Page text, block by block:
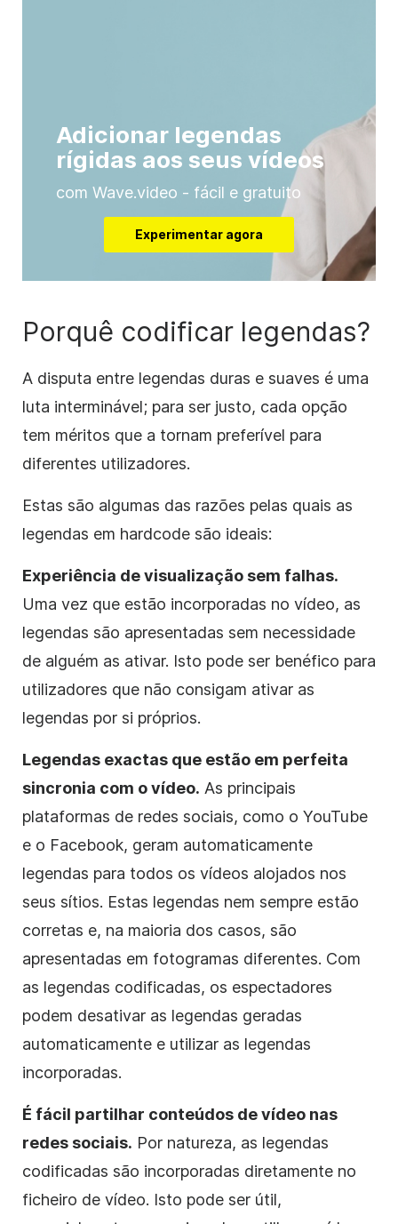
Adicionar legendas
rígidas aos seus vídeos
com Wave.video - fácil e gratuito
Experimentar agora
Porquê codificar legendas?
A disputa entre legendas duras e suaves é uma
luta interminável; para ser justo, cada opção
tem méritos que a tornam preferível para
diferentes utilizadores.
Estas são algumas das razões pelas quais as
legendas em hardcode são ideais:
Experiência de visualização sem falhas.
Uma vez que estão incorporadas no vídeo, as
legendas são apresentadas sem necessidade
de alguém as ativar. Isto pode ser benéfico para
utilizadores que não consigam ativar as
legendas por si próprios.
Legendas exactas que estão em perfeita
sincronia com o vídeo. As principais
plataformas de redes sociais, como o YouTube
e o Facebook, geram automaticamente
legendas para todos os vídeos alojados nos
seus sítios. Estas legendas nem sempre estão
corretas e, na maioria dos casos, são
apresentadas em fotogramas diferentes. Com
as legendas codificadas, os espectadores
podem desativar as legendas geradas
automaticamente e utilizar as legendas
incorporadas.
É fácil partilhar conteúdos de vídeo nas
redes sociais. Por natureza, as legendas
codificadas são incorporadas diretamente no
ficheiro de vídeo. Isto pode ser útil,